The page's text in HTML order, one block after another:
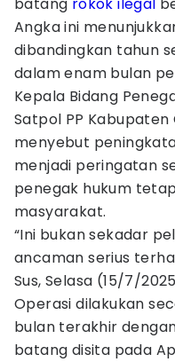
Angka ini
dibandingkan tahun
dalam enam bulan
Kepala Bidang
Satpol PP Kabupaten
menyebut
menjadi peringatan
penegak hukum
masyarakat.
“Ini bukan sekadar
ancaman serius
Sus, Selasa (15/7/
Operasi dilakukan
bulan terakhir
batang disita pada